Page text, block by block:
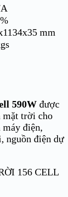
mm
590W được
mặt trời cho
máy điện,
nguồn điện dự